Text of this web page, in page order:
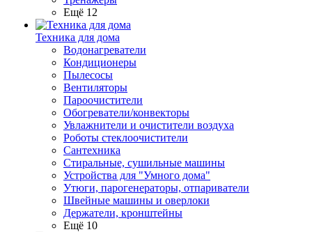
Ещё 12
Техника для дома
Водонагреватели
Кондиционеры
Пылесосы
Вентиляторы
Пароочистители
Обогреватели/конвекторы
Увлажнители и очистители воздуха
Роботы стеклоочистители
Сантехника
Стиральные, сушильные машины
Устройства для "Умного дома"
Утюги, парогенераторы, отпариватели
Швейные машины и оверлоки
Держатели, кронштейны
Ещё 10